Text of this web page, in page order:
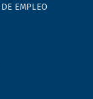
EMPLEO